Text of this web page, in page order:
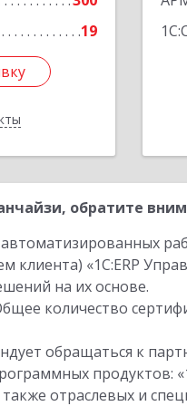
19
обратите
клиента) «1С:ERP
на их основе.
количество
обращаться к
продуктов:
отраслевых и